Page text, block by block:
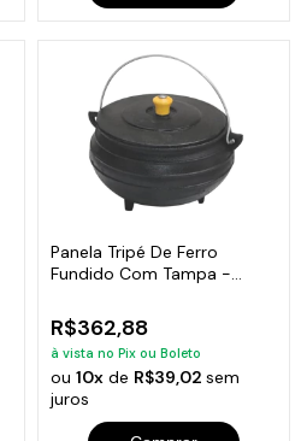
Panela Tripé De Ferro
Fundido Com Tampa -
R$362,88
à vista no Pix ou Boleto
ou 10xde R$39,02 sem
juros